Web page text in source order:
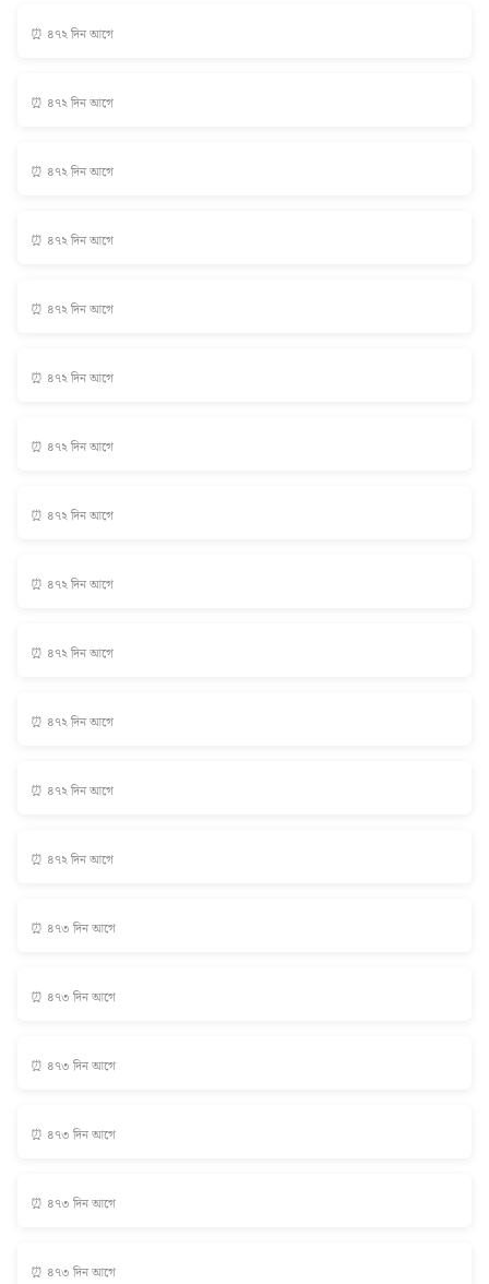
⏰ ৪৭২ দিন আগে
⏰ ৪৭২ দিন আগে
⏰ ৪৭২ দিন আগে
⏰ ৪৭২ দিন আগে
⏰ ৪৭২ দিন আগে
⏰ ৪৭২ দিন আগে
⏰ ৪৭২ দিন আগে
⏰ ৪৭২ দিন আগে
⏰ ৪৭২ দিন আগে
⏰ ৪৭২ দিন আগে
⏰ ৪৭২ দিন আগে
⏰ ৪৭২ দিন আগে
⏰ ৪৭২ দিন আগে
⏰ ৪৭৩ দিন আগে
⏰ ৪৭৩ দিন আগে
⏰ ৪৭৩ দিন আগে
⏰ ৪৭৩ দিন আগে
⏰ ৪৭৩ দিন আগে
⏰ ৪৭৩ দিন আগে